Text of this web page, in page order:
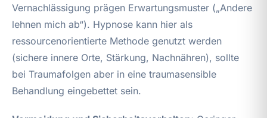
Vernachlässigung prägen Erwartungsmuster („Andere
lehnen mich ab“). Hypnose kann hier als
ressourcenorientierte Methode genutzt werden
(sichere innere Orte, Stärkung, Nachnähren), sollte
bei Traumafolgen aber in eine traumasensible
Behandlung eingebettet sein.